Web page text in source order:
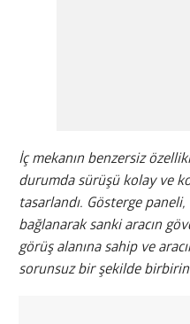
İç mekanın benzersiz
durumda sürüşü kolay ve
tasarlandı. Gösterge paneli,
bağlanarak sanki aracın
görüş alanına sahip ve
sorunsuz bir şekilde